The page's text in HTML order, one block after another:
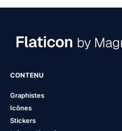
CONTENU
Graphistes
Icônes
Stickers